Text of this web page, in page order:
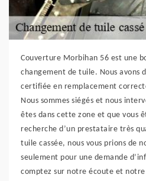
Couverture Morbihan 56 est une
changement de tuile. Nous avons
certifiée en remplacement
Nous sommes siégés et nous
êtes dans cette zone et que vous
recherche d’un prestataire très
tuile cassée, nous vous prions de
seulement pour une demande
comptez sur notre écoute et